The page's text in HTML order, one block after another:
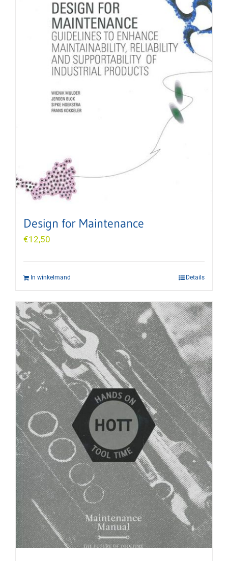
Design for Maintenance
€12,50
In winkelmand Details